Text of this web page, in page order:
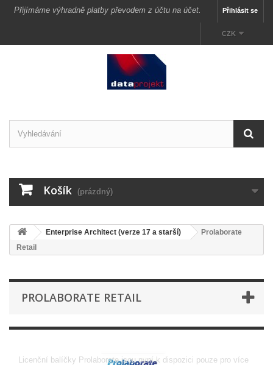
Přijímáme výhradně platby převodem z účtu na účet. Přihlásit se
CZK
Košík (prázdný)
Enterprise Architect (verze 17 a starší)
Prolaborate
Retail
PROLABORATE RETAIL
Licenční balíčky Prolaborate jsou nyní k dispozici pouze pro více